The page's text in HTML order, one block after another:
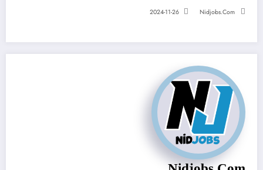
Nidjobs.com
2024-11-26